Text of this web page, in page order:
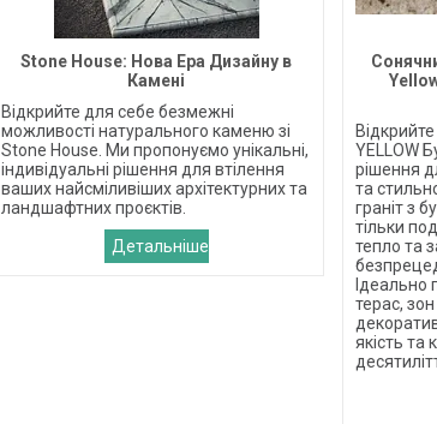
Stone House: Нова Ера Дизайну в
Камені
Відкрийте для себе безмежні
можливості натурального каменю зі
Stone House. Ми пропонуємо унікальні,
індивідуальні рішення для втілення
ваших найсміливіших архітектурних та
ландшафтних проєктів.
YELLOW
рішення
та
граніт з
тільки
тепло та
Ідеально
терас,
якість та